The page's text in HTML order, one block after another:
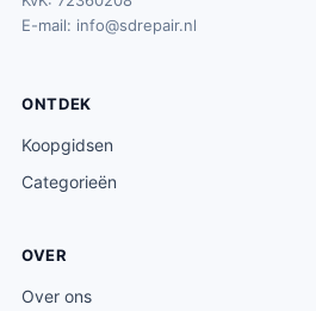
E-mail: info@sdrepair.nl
ONTDEK
Koopgidsen
Categorieën
OVER
Over ons